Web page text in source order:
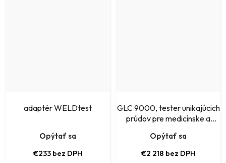
adaptér WELDtest
Opýtať sa
€233 bez DPH
GLC 9000, tester unikajúcich
prúdov pre medicínske a
Opýtať sa
€2 218 bez DPH